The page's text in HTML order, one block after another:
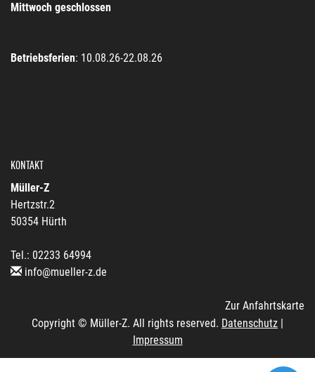
Mittwoch geschlossen
Betriebsferien: 10.08.26-22.08.26
KONTAKT
Müller-Z
Hertzstr.2
50354 Hürth
Tel.: 02233 64994
info@mueller-z.de
Zur Anfahrtskarte
Copyright © Müller-Z. All rights reserved. Datenschutz |
Impressum